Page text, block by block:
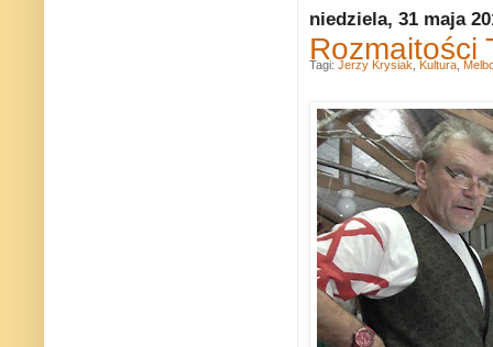
niedziela, 31 maja
Rozmaitości
Tagi: Jerzy Krysiak Kultura